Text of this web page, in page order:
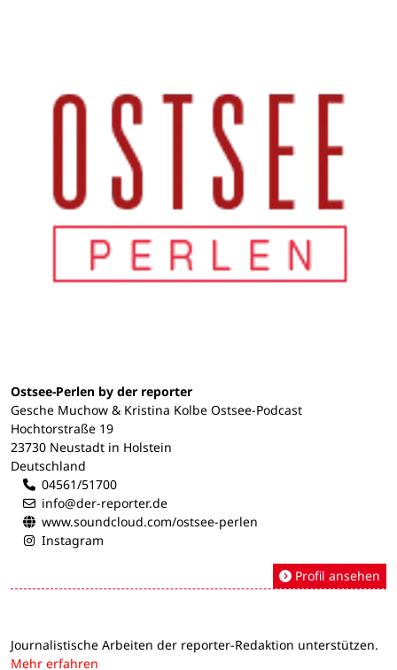
Ostsee-Perlen by der reporter
Gesche Muchow & Kristina Kolbe Ostsee-Podcast
Hochtorstraße 19
23730 Neustadt in Holstein
Deutschland
04561/51700
info@der-reporter.de
www.soundcloud.com/ostsee-perlen
Instagram
Profil ansehen
Journalistische Arbeiten der reporter-Redaktion unterstützen.
Mehr erfahren